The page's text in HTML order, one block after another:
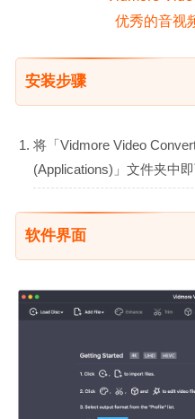
安装步骤
将「Vidmore Video
(Applications)」文件夹中
软件界面